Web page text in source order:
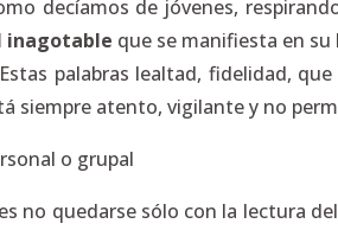
decíamos de jóvenes,
inagotable que se manifiesta en
palabras lealtad, fidelidad,
siempre atento, vigilante y no
o grupal
es no quedarse sólo con la lectura